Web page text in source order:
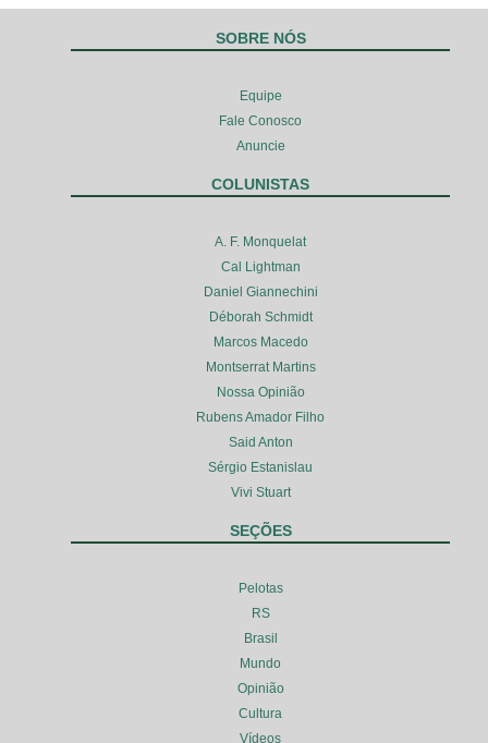
SOBRE NÓS
Equipe
Fale Conosco
Anuncie
COLUNISTAS
A. F. Monquelat
Cal Lightman
Daniel Giannechini
Déborah Schmidt
Marcos Macedo
Montserrat Martins
Nossa Opinião
Rubens Amador Filho
Said Anton
Sérgio Estanislau
Vivi Stuart
SEÇÕES
Pelotas
RS
Brasil
Mundo
Opinião
Cultura
Vídeos